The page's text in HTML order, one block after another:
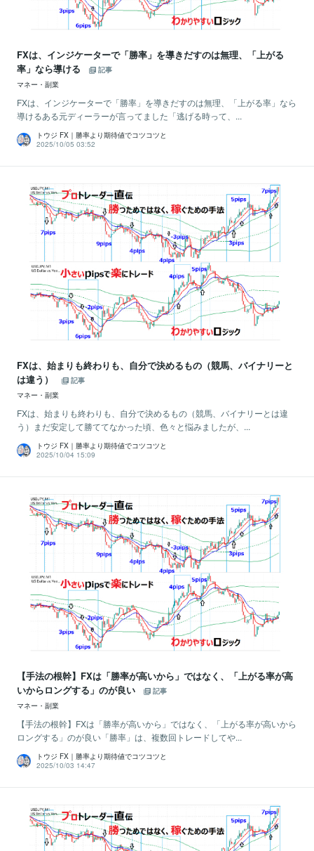
FXは、インジケーターで「勝率」を導きだすのは無理、「上がる
率」なら導ける
記事
マネー・副業
FXは、インジケーターで「勝率」を導きだすのは無理、「上がる率」なら
導けるある元ディーラーが言ってました「逃げる時って、...
トウジ FX｜勝率より期待値でコツコツと
2025/10/05 03:52
FXは、始まりも終わりも、自分で決めるもの（競馬、バイナリーと
は違う）
記事
マネー・副業
FXは、始まりも終わりも、自分で決めるもの（競馬、バイナリーとは違
う）まだ安定して勝ててなかった頃、色々と悩みましたが、...
トウジ FX｜勝率より期待値でコツコツと
2025/10/04 15:09
【手法の根幹】FXは「勝率が高いから」ではなく、「上がる率が高
いからロングする」のが良い
記事
マネー・副業
【手法の根幹】FXは「勝率が高いから」ではなく、「上がる率が高いから
ロングする」のが良い「勝率」は、複数回トレードしてや...
トウジ FX｜勝率より期待値でコツコツと
2025/10/03 14:47